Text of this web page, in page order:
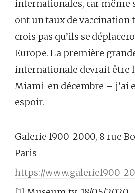
internationales, car même
ont un taux de vaccination
crois pas qu’ils se
Europe. La première
internationale devrait être
Miami, en décembre – j’ai
espoir.
Galerie 1900-2000, 8 rue
Paris
https://www.galerie1900-